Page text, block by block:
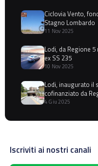
Ciclovia Vento,
Stagno Lombardo
11 Nov 2025
Lodi, da Regione
ex SS 235
10 Nov 2025
Lodi, inaugurato
cofinanziato da
4 Giu 2025
Iscriviti ai nostri canali